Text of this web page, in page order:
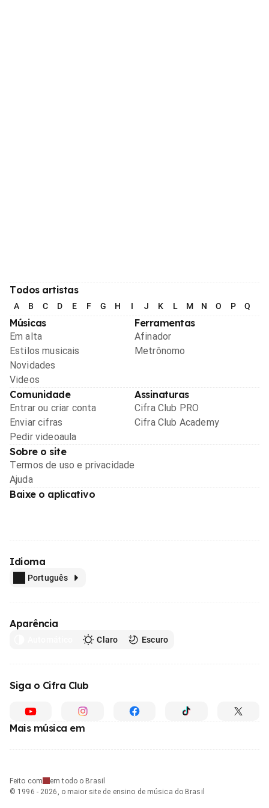
Todos artistas
A B C D E F G H I J K L M N O P Q
Músicas
Em alta
Estilos musicais
Novidades
Videos
Ferramentas
Afinador
Metrônomo
Comunidade
Entrar ou criar conta
Enviar cifras
Pedir videoaula
Assinaturas
Cifra Club PRO
Cifra Club Academy
Sobre o site
Termos de uso e privacidade
Ajuda
Baixe o aplicativo
Idioma
Português
Aparência
Claro Escuro
Siga o Cifra Club
Mais música em
Feito com
em todo o Brasil
© 1996 - 2026, o maior site de ensino de música do Brasil